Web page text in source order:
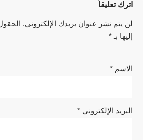
اترك تعليقاً
لن يتم نشر عنوان بريدك الإلكتروني.
إليها بـ*
الاسم *
البريد الإلكتروني *